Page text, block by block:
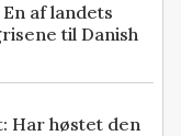
af landets
til Danish
Har høstet den